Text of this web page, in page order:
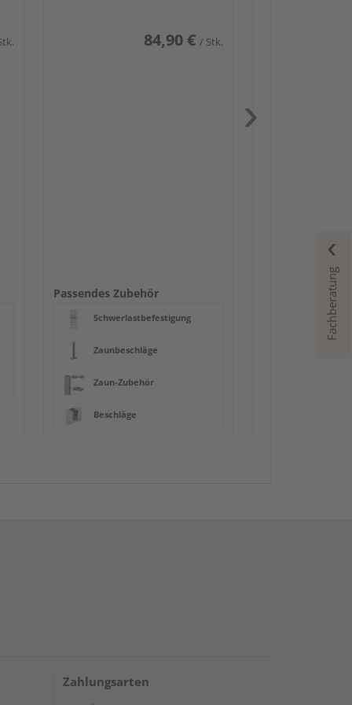
84,90 € / Stk.
Passendes Zubehör
Schwerlastbefestigung
Zaunbeschläge
Zaun-Zubehör
Beschläge
Zaun-
Beschläge
Fachberatung
Zahlungsarten